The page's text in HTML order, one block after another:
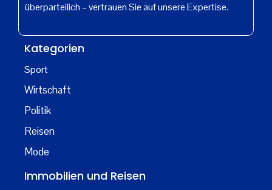
überparteilich – vertrauen Sie auf unsere Expertise.
Kategorien
Sport
Wirtschaft
Politik
Reisen
Mode
Immobilien und Reisen